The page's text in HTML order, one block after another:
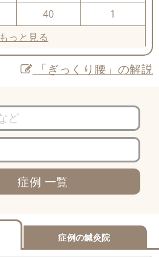
40
1
もっと見る
「ぎっくり腰」の解説
症例 一覧
症例の鍼灸院